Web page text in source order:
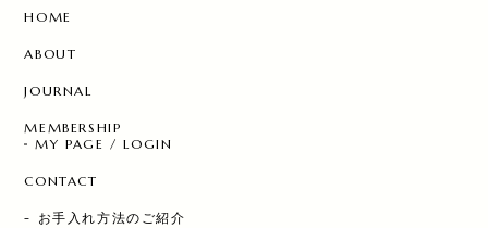
HOME
ABOUT
JOURNAL
MEMBERSHIP
MY PAGE / LOGIN
CONTACT
- お手入れ方法のご紹介